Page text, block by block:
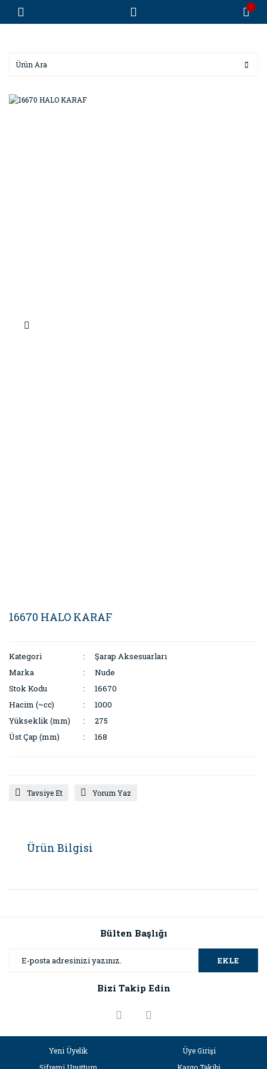
16670 HALO KARAF
Kategori
Şarap Aksesuarları
Marka
Nude
Stok Kodu
16670
Hacim (~cc)
1000
Yükseklik (mm)
275
Üst Çap (mm)
168
Tavsiye Et Yorum Yaz
Ürün Bilgisi
Bülten Başlığı
EKLE
Bizi Takip Edin
Yeni Üyelik
Üye Girişi